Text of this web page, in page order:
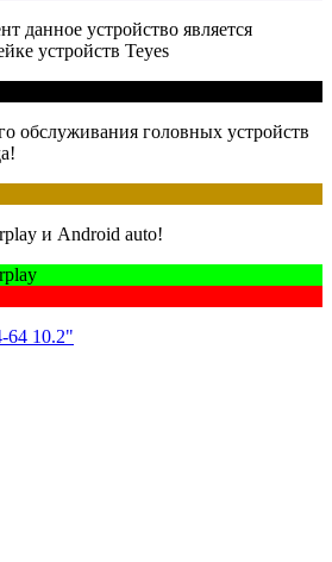
данное устройство является
устройств Teyes
обслуживания головных устройств
и Android auto!
64 10.2"